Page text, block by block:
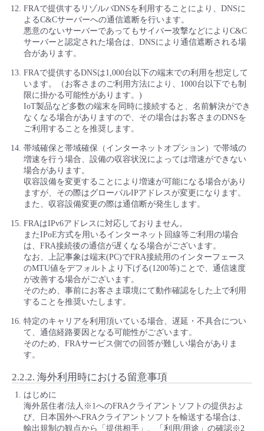
FRAで提供するリゾルバDNSを利用することにより、DNSに
よるC&Cサーバーへの通信遮断を行います。
悪意のないサーバーであってもサイバー攻撃などによりC&C
サーバーと認定された場合は、DNSにより通信遮断される場
合があります。
FRAで提供するDNSは1,000台以下の端末での利用を想定して
います。（お客さまのご利用方法により、1000台以下でも制
限に掛かる可能性があります。)
IoT製品など多数の端末を同時に接続すると、名前解決ができ
なくなる場合がありますので、その場合はお客さまのDNSを
ご利用することを推奨します。
帯域確保と帯域確保（インターネットオプション）で帯域の
増速を行う場合、設備の収容状況によっては増速ができない
場合があります。
収容設備を変更することにより増速が可能になる場合があり
ますが、その際はグローバルIPアドレスが変更になります。
また、収容設備変更の際は通信断が発生します。
FRAはIPv6アドレスに対応しておりません。
またIPoE方式を用いるインターネット回線等ご利用の場合
は、FRA接続後の通信が遅くなる場合がございます。
なお、上記事象は端末(PC)でFRA接続用のインターフェース
のMTU値をデフォルトより下げる(1200等)ことで、通信速度
が改善する場合がございます。
そのため、事前にお客さま環境にて動作確認をした上で利用
することを推奨いたします。
特定のキャリアを利用頂いている場合、遅延・不具合につい
て、通信経路要因となる可能性がございます。
そのため、FRAサービス側での回答が難しい場合がありま
す。
2.2.2. 海外利用時における留意事項
はじめに
海外居住者/法人※1へのFRAクライアントソフトの提供およ
び、日本国外へFRAクライアントソフトを輸送する場合は、
輸出規制の観点から「提供相手」、「利用/用途」の確認※2